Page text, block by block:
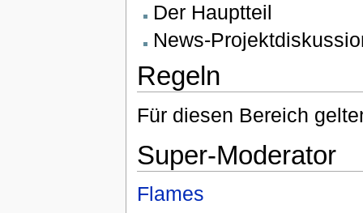
Der Hauptteil
News-
Regeln
Für diesen Bereich
Super-Moderator
Flames